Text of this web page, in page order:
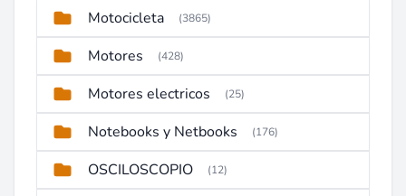
Motocicleta (3865)
Motores (428)
Motores electricos (25)
Notebooks y Netbooks (176)
OSCILOSCOPIO (12)